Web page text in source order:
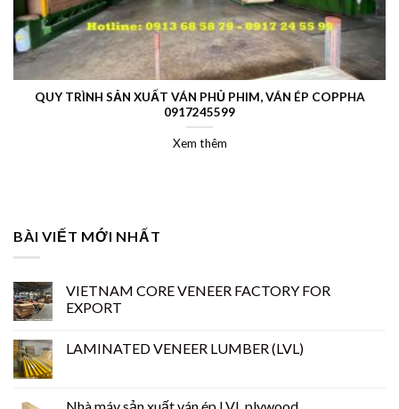
QUY TRÌNH SẢN XUẤT VÁN PHỦ PHIM, VÁN ÉP COPPHA
0917245599
Xem thêm
BÀI VIẾT MỚI NHẤT
VIETNAM CORE VENEER FACTORY FOR
EXPORT
LAMINATED VENEER LUMBER (LVL)